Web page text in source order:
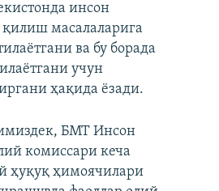
инсон
масалаларига
ва бу борада
учун
ҳақида ёзади.
БМТ Инсон
комиссари кеча
ҳуқуқ ҳимоячилари